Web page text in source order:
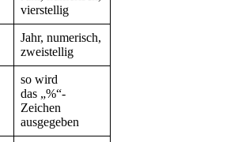
vierstellig
Jahr, numerisch,
zweistellig
so wird
das „%“-
Zeichen
ausgegeben